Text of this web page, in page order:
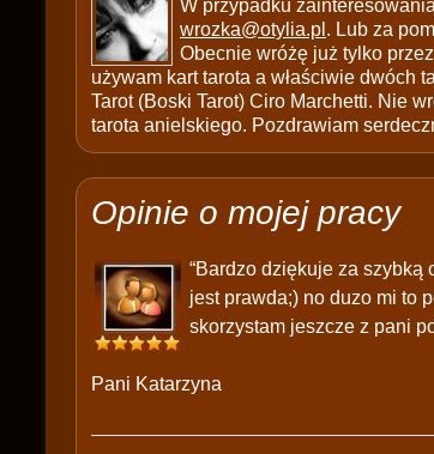
W przypadku
wrozka@otylia.pl . Lub za
Obecnie wróżę już tylko
używam kart tarota a właściwie dwóch
Tarot (Boski Tarot) Ciro Marchetti. Nie
tarota anielskiego. Pozdrawiam
Opinie o mojej pracy
“Bardzo dziękuje za szybką
jest prawda;) no duzo mi to
skorzystam jeszcze z pani
Pani Katarzyna